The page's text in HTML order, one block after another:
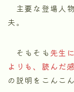
主要な登場人
夫。
そもそも 先生
よりも、読んだ
の説明をこんこ